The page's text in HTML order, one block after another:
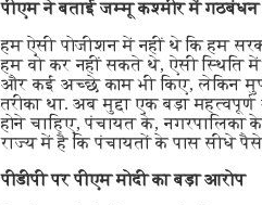
पीएम ने बताई जम्मू कश्मीर में
हम ऐसी पोजीशन में नहीं थे कि हम
हम वो कर नहीं सकते थे, ऐसी स्थिति
और कई अच्छे काम भी किए, लेकिन
तरीका था. अब मुद्दा एक बड़ा
होने चाहिए, पंचायत के, नगरपालिका
राज्य में है कि पंचायतों के पास सीधे
पीडीपी पर पीएम मोदी का बड़ा आरोप